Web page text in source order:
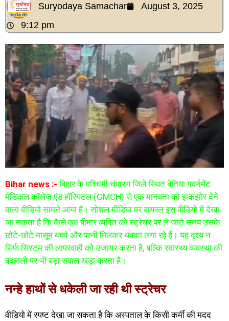
Suryodaya Samachar
August 3, 2025
9:12 pm
Bihar news :- बिहार के पश्चिमी चंपारण जिले स्थित बेतिया गवर्नमेंट
मेडिकल कॉलेज एंड हॉस्पिटल (GMCH) से एक मानवता को झकझोर देने
वाला वीडियो सामने आया है। सोशल मीडिया पर वायरल इस वीडियो में देखा
जा सकता है कि कैसे एक बीमार व्यक्ति को स्ट्रेचर पर ले जाते समय उसके
छोटे-छोटे मासूम बच्चे और पत्नी मिलकर धक्का लगा रहे हैं। यह दृश्य न
सिर्फ सिस्टम की लापरवाही को उजागर करता है, बल्कि स्वास्थ्य व्यवस्था की
बदहाली पर भी बड़ा सवाल खड़ा करता है।
नन्हे हाथों से धकेली जा रही थी स्ट्रेचर
वीडियो में स्पष्ट देखा जा सकता है कि अस्पताल के किसी कर्मी की मदद